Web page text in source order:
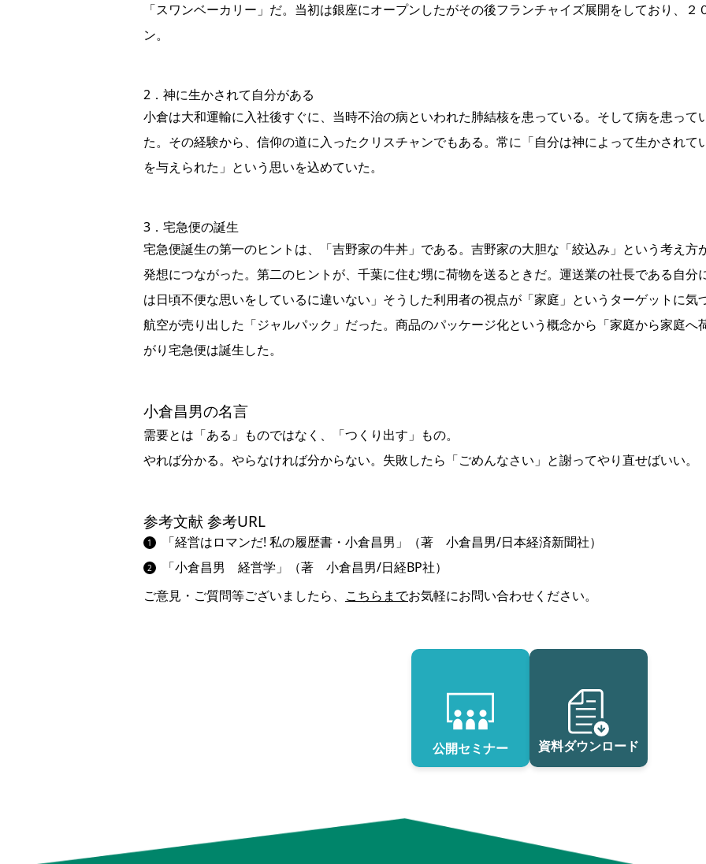
「スワンベーカリー」だ。当初は銀座にオープンしたがその後フランチャイズ展開をしており、
ン。
2．神に生かされて自分がある
小倉は大和運輸に入社後すぐに、当時不治の病といわれた肺結核を患っている。そして病を患っ
た。その経験から、信仰の道に入ったクリスチャンでもある。常に「自分は神によって生かされ
を与えられた」という思いを込めていた。
3．宅急便の誕生
宅急便誕生の第一のヒントは、「吉野家の牛丼」である。吉野家の大胆な「絞込み」という考え
発想につながった。第二のヒントが、千葉に住む甥に荷物を送るときだ。運送業の社長である自
は日頃不便な思いをしているに違いない」そうした利用者の視点が「家庭」というターゲットに
航空が売り出した「ジャルパック」だった。商品のパッケージ化という概念から「家庭から家庭
がり宅急便は誕生した。
小倉昌男の名言
需要とは「ある」ものではなく、「つくり出す」もの。
やれば分かる。やらなければ分からない。失敗したら「ごめんなさい」と謝ってやり直せばいい。
参考文献 参考URL
「経営はロマンだ! 私の履歴書・小倉昌男」（著 小倉昌男/日本経済新聞社）
「小倉昌男 経営学」（著 小倉昌男/日経BP社）
ご意見・ご質問等ございましたら、 こちらまでお気軽にお問い合わせください。
公開セミナー 資料ダウンロード